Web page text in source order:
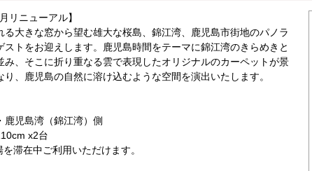
リニューアル】
る大きな窓から望む雄大な桜島、錦江湾、鹿児島市街地のパノラ
ストをお迎えします。鹿児島時間をテーマに錦江湾のきらめきと
み、そこに折り重なる雲で表現したオリジナルのカーペットが景
り、鹿児島の自然に溶け込むような空間を演出いたします。
鹿児島湾（錦江湾）側
x2台
滞在中ご利用いただけます。